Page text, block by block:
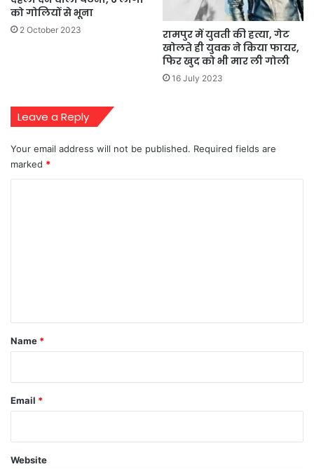
को गोलियों से भूना
2 October 2023
रामपुर में युवती की हत्या, गेट
खोलते ही युवक ने किया फायर,
फिर खुद को भी मार ली गोली
16 July 2023
Leave a Reply
Your email address will not be published. Required fields are
marked *
*
Name *
Email *
Website